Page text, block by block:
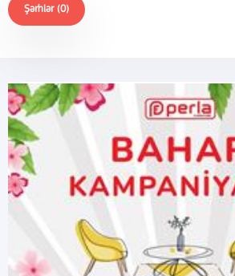
Şərhlər (0)